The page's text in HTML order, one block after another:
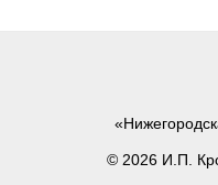
© 2026 И.П.